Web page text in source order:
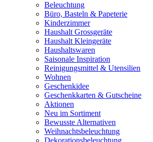
Beleuchtung
Büro, Basteln & Papeterie
Kinderzimmer
Haushalt Grossgeräte
Haushalt Kleingeräte
Haushaltswaren
Saisonale Inspiration
Reinigungsmittel & Utensilien
Wohnen
Geschenkidee
Geschenkkarten & Gutscheine
Aktionen
Neu im Sortiment
Bewusste Alternativen
Weihnachtsbeleuchtung
Dekorationsbeleuchtung